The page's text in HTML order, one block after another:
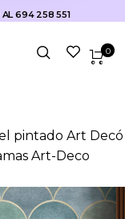
AL 694 258 551
0
pintado Art Decó
Art-Deco